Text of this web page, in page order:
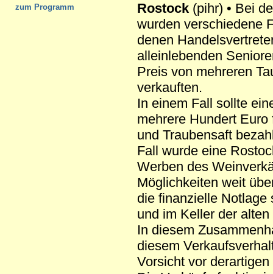
zum Programm
Rostock (pihr) • Bei
wurden verschiedene
denen
alleinlebenden
Preis von mehreren
verkauften.
In einem Fall sollte
mehrere Hundert
und Traubensaft
Fall wurde eine
Werben des
Möglichkeiten weit
die finanzielle Notlage
und im Keller der
In diesem
diesem
Vorsicht vor